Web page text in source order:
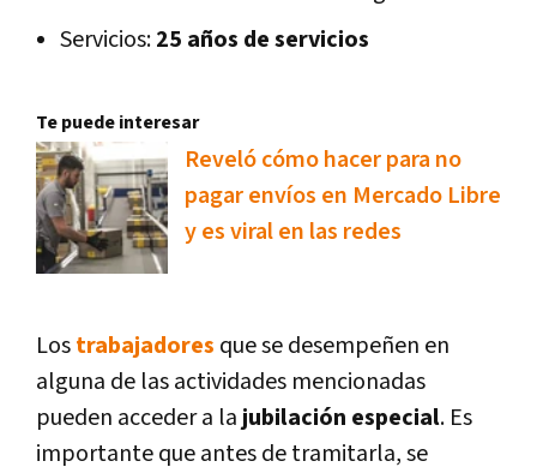
Servicios:25 años de servicios
Te puede interesar
Reveló cómo hacer para no
pagar envíos en Mercado Libre
y es viral en las redes
Lostrabajadores que se desempeñen en
alguna de las actividades mencionadas
pueden acceder a la jubilación especial. Es
importante que antes de tramitarla, se